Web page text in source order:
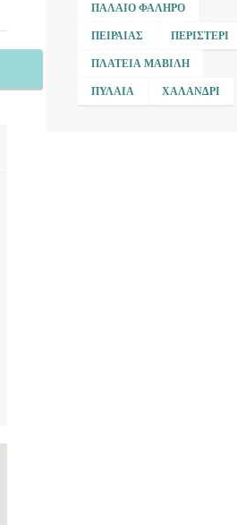
ΠΑΛΑΙΌ ΦΆΛΗΡΟ
ΠΕΙΡΑΙΆΣ ΠΕΡΙΣΤΈΡΙ
ΠΛΑΤΕΊΑ ΜΑΒΊΛΗ
ΠΥΛΑΊΑ ΧΑΛΆΝΔΡΙ